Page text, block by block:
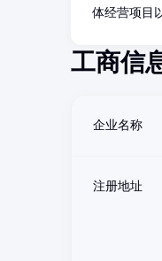
体经营项目
工商信
企业名称
注册地址